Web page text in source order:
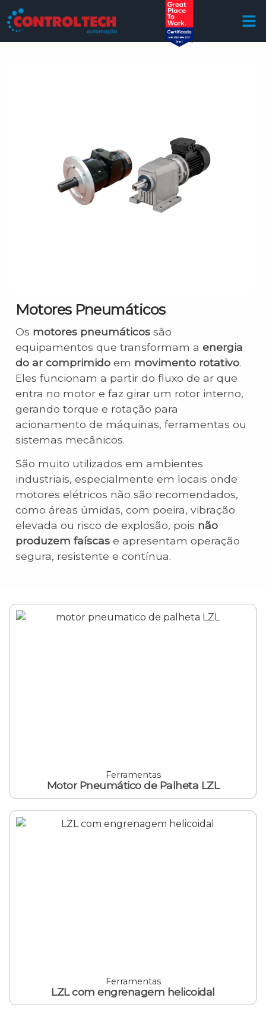
Motores Pneumáticos
Os motores pneumáticos são
equipamentos que transformam a energia
do ar comprimido em movimento rotativo.
Eles funcionam a partir do fluxo de ar que
entra no motor e faz girar um rotor interno,
gerando torque e rotação para
acionamento de máquinas, ferramentas ou
sistemas mecânicos.
São muito utilizados em ambientes
industriais, especialmente em locais onde
motores elétricos não são recomendados,
como áreas úmidas, com poeira, vibração
elevada ou risco de explosão, pois não
produzem faíscas e apresentam operação
segura, resistente e contínua.
Ferramentas
Motor Pneumático de Palheta LZL
Ferramentas
LZL com engrenagem helicoidal